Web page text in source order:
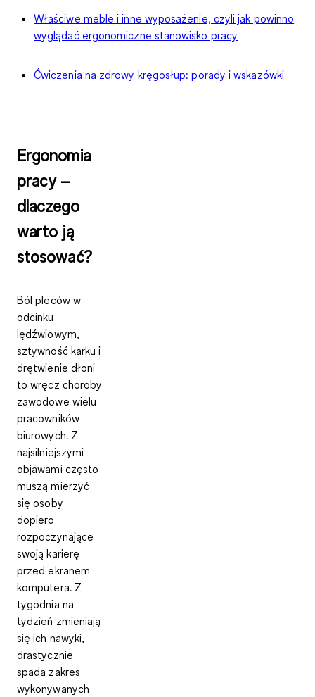
Właściwe meble i inne wyposażenie, czyli jak powinno
wyglądać ergonomiczne stanowisko pracy
Ćwiczenia na zdrowy kręgosłup: porady i wskazówki
Ergonomia
pracy –
dlaczego
warto ją
stosować?
Ból pleców w
odcinku
lędźwiowym,
sztywność karku i
drętwienie dłoni
to wręcz choroby
zawodowe wielu
pracowników
biurowych. Z
najsilniejszymi
objawami często
muszą mierzyć
się osoby
dopiero
rozpoczynające
swoją karierę
przed ekranem
komputera. Z
tygodnia na
tydzień zmieniają
się ich nawyki,
drastycznie
spada zakres
wykonywanych